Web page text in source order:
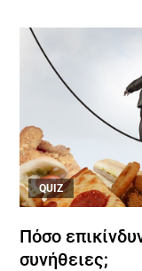
QUIZ
Πόσο
συνήθειες;